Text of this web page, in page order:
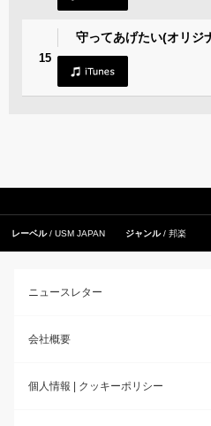
15
守ってあげたい(オリジ
レーベル USM JAPAN ジャンル 邦楽
ニュースレター
会社概要
個人情報 | クッキーポリシー